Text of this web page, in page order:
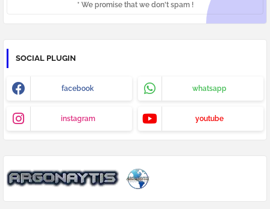
* We promise that we don't spam !
SOCIAL PLUGIN
facebook whatsapp
instagram youtube